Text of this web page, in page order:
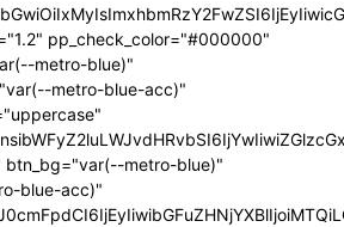
pp_check_color="#000000"
metro-blue)"
metro-blue-acc)"
btn_bg="var(--metro-blue)"
blue-acc)"